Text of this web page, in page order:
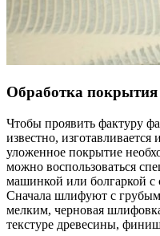
Обработка покрытия
Чтобы проявить фактуру
известно,
уложенное покрытие
можно воспользоваться
машинкой или болгаркой с
Сначала шлифуют с
мелким, черновая
текстуре древесины,